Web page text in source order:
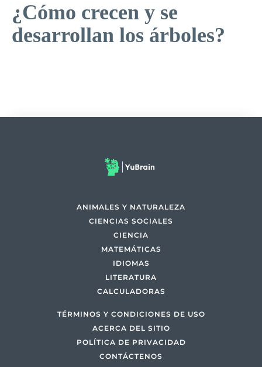
¿Cómo crecen y se
desarrollan los árboles?
ANIMALES Y NATURALEZA
CIENCIAS SOCIALES
CIENCIA
MATEMÁTICAS
IDIOMAS
LITERATURA
CALCULADORAS
TÉRMINOS Y CONDICIONES DE USO
ACERCA DEL SITIO
POLÍTICA DE PRIVACIDAD
CONTÁCTENOS